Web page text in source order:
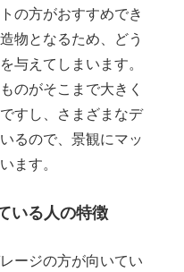
の方がおすすめでき
物となるため、どう
与えてしまいます。
のがそこまで大きく
すし、さまざまなデ
るので、景観にマッ
ます。
いる人の特徴
ージの方が向いてい